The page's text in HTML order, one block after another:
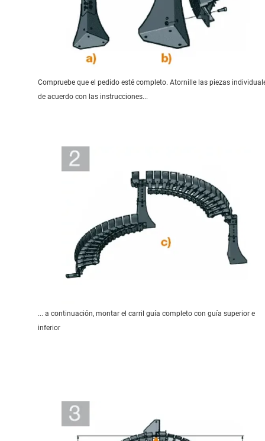
Compruebe que el pedido esté completo. Atornille las piezas
de acuerdo con las instrucciones...
... a continuación, montar el carril guía completo con guía superior e
inferior